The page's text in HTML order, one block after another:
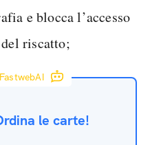
e blocca l’accesso
riscatto;
FastwebAI
le carte!